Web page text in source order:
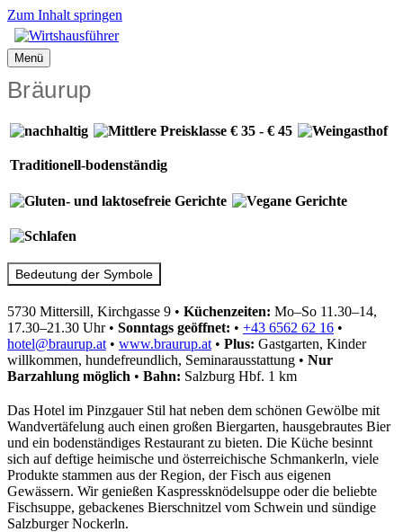
Zum Inhalt springen
Menü
Bräurup
Traditionell-bodenständig
Bedeutung der Symbole
5730 Mittersill, Kirchgasse 9 • Küchenzeiten: Mo–So 11.30–14,
17.30–21.30 Uhr• Sonntags geöffnet: • +43 6562 62 16 •
hotel@braurup.at • www.braurup.at • Plus: Gastgarten, Kinder
willkommen, hundefreundlich, Seminarausstattung • Nur
Barzahlung möglich • Bahn: Salzburg Hbf. 1 km
Das Hotel im Pinzgauer Stil hat neben dem schönen Gewölbe mit
Wandvertäfelung auch einen großen Biergarten, hausgebrautes Bier
und ein bodenständiges Restaurant zu bieten. Die Küche besinnt
sich auf deftige heimische und österreichische Schmankerln, viele
Produkte stammen aus der Region, der Fisch aus eigenen
Gewässern. Wir genießen Kaspressknödelsuppe oder die beliebte
Fischsuppe, gebackenes Bierschnitzel vom Schwein und sündige
Salzburger Nockerln.